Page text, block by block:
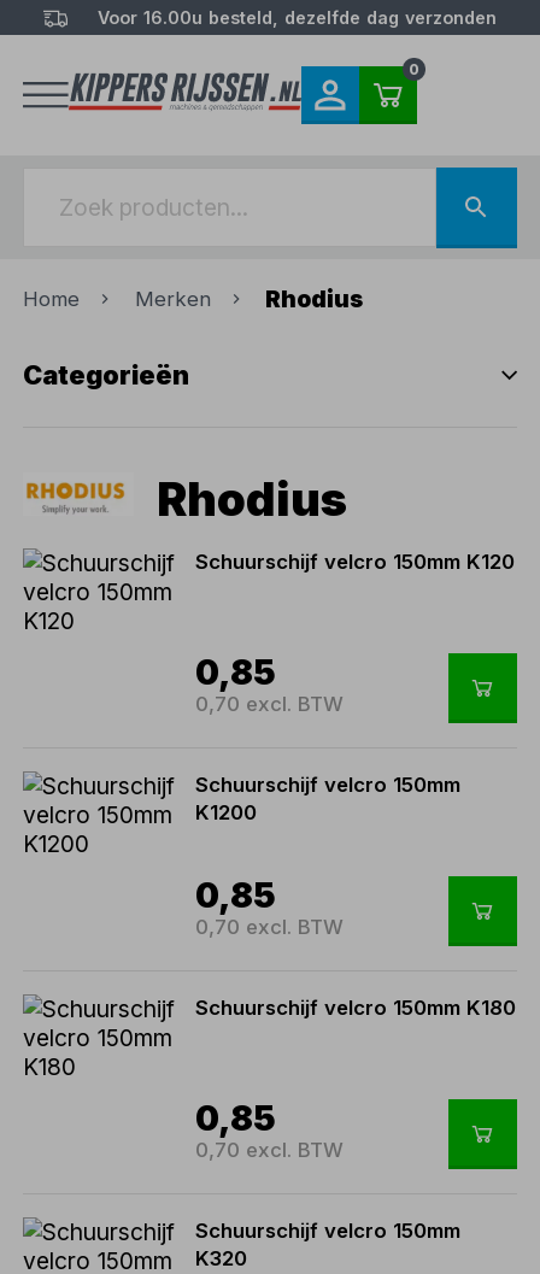
Voor 16.00u besteld, dezelfde dag verzonden
0
Home Merken Rhodius
Categorieën
Rhodius
Schuurschijf velcro 150mm K120
0,85
0,70 excl. BTW
Schuurschijf velcro 150mm
K1200
0,85
0,70 excl. BTW
Schuurschijf velcro 150mm K180
0,85
0,70 excl. BTW
Schuurschijf velcro 150mm
K320